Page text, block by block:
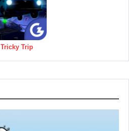
Tricky Trip